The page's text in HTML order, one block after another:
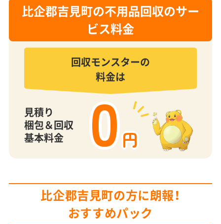
比企郡吉見町の不用品回収のサー
ビス料金
回収モンスターの
料金は
見積り
梱包＆回収
基本料金
0円
比企郡吉見町の方に朗報！
おすすめパック